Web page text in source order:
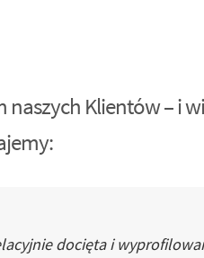
Klientów – i
docięta i